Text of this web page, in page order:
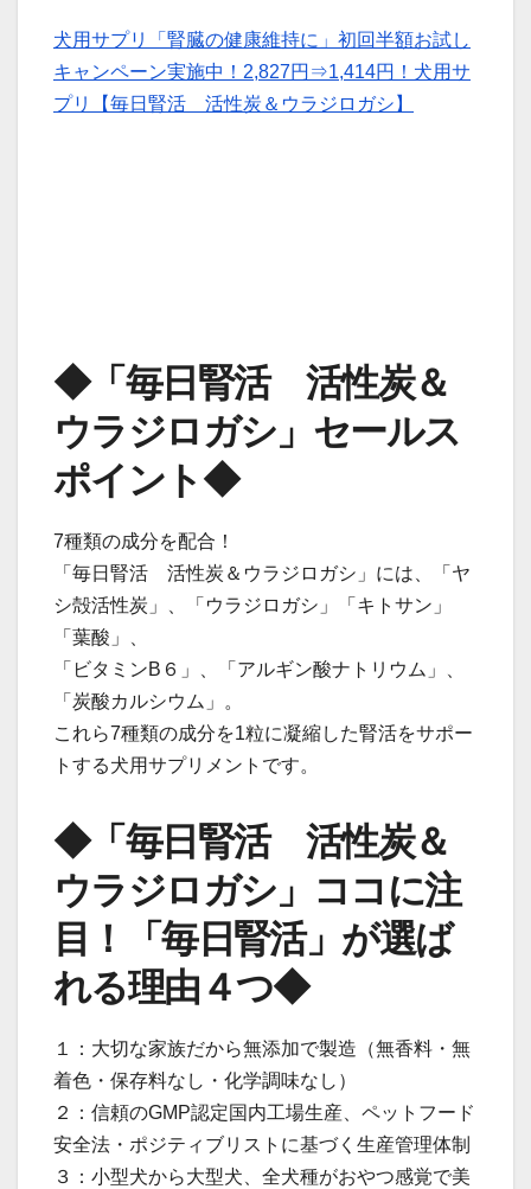
犬用サプリ「腎臓の健康維持に」初回半額お試し
キャンペーン実施中！2,827円⇒1,414円！犬用サ
プリ【毎日腎活 活性炭＆ウラジロガシ】
◆「毎日腎活 活性炭＆
ウラジロガシ」セールス
ポイント◆
7種類の成分を配合！
「毎日腎活 活性炭＆ウラジロガシ」には、「ヤ
シ殻活性炭」、「ウラジロガシ」「キトサン」
「葉酸」、
「ビタミンB６」、「アルギン酸ナトリウム」、
「炭酸カルシウム」。
これら7種類の成分を1粒に凝縮した腎活をサポー
トする犬用サプリメントです。
◆「毎日腎活 活性炭＆
ウラジロガシ」ココに注
目！「毎日腎活」が選ば
れる理由４つ◆
１：大切な家族だから無添加で製造（無香料・無
着色・保存料なし・化学調味なし）
２：信頼のGMP認定国内工場生産、ペットフード
安全法・ポジティブリストに基づく生産管理体制
３：小型犬から大型犬、全犬種がおやつ感覚で美